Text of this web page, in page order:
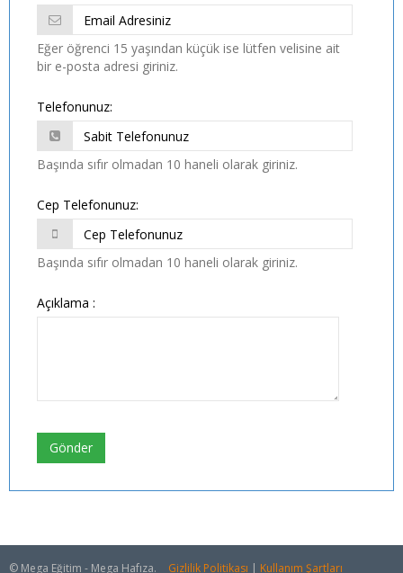
Eğer öğrenci 15 yaşından küçük ise lütfen velisine ait
bir e-posta adresi giriniz.
Telefonunuz:
Başında sıfır olmadan 10 haneli olarak giriniz.
Cep Telefonunuz:
Başında sıfır olmadan 10 haneli olarak giriniz.
Açıklama :
Gönder
© Mega Eğitim - Mega Hafıza. Gizlilik Politikası | Kullanım Şartları